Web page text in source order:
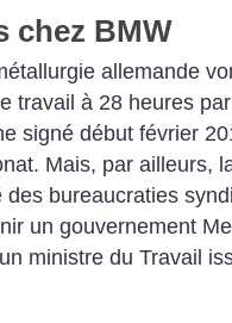
chez BMW
allemande
travail à 28 heures
signé début février
Mais, par ailleurs,
bureaucraties
un gouvernement
ministre du Travail